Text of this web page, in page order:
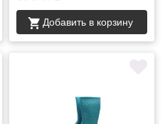
Добавить в корзину